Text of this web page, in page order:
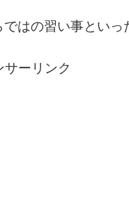
はの習い事といっ
サーリンク